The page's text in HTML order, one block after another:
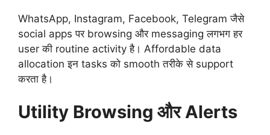
WhatsApp, Instagram, Facebook, Telegram जैसे
social apps पर browsing और messaging लगभग हर
user की routine activity है। Affordable data
allocation इन tasks को smooth तरीके से support
करता है।
Utility Browsing और Alerts